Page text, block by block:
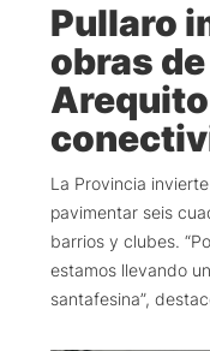
Pullaro
obras
La Provincia
pavimentar seis
barrios y clubes.
estamos llevando
santafesina”,